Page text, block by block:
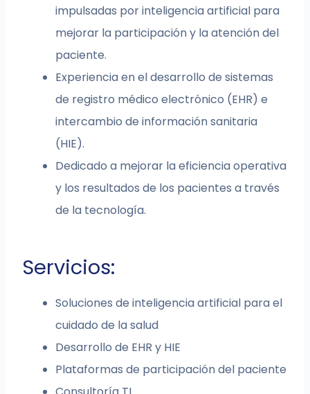
impulsadas por inteligencia artificial para
mejorar la participación y la atención del
paciente.
Experiencia en el desarrollo de sistemas
de registro médico electrónico (EHR) e
intercambio de información sanitaria
(HIE).
Dedicado a mejorar la eficiencia operativa
y los resultados de los pacientes a través
de la tecnología.
Servicios:
Soluciones de inteligencia artificial para el
cuidado de la salud
Desarrollo de EHR y HIE
Plataformas de participación del paciente